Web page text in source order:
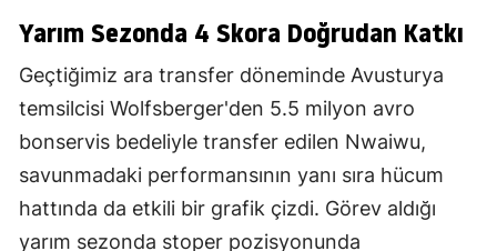
Yarım Sezonda 4 Skora Doğrudan Katkı
Geçtiğimiz ara transfer döneminde Avusturya
temsilcisi Wolfsberger'den 5.5 milyon avro
bonservis bedeliyle transfer edilen Nwaiwu,
savunmadaki performansının yanı sıra hücum
hattında da etkili bir grafik çizdi. Görev aldığı
yarım sezonda stoper pozisyonunda